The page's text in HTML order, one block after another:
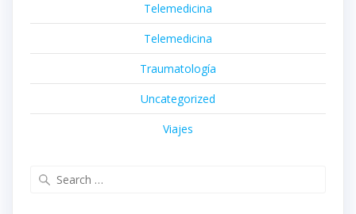
Telemedicina
Telemedicina
Traumatología
Uncategorized
Viajes